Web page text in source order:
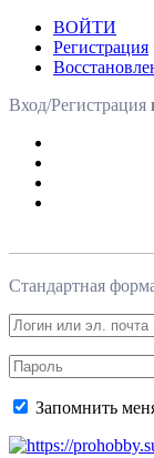
ВОЙТИ
Регистрация
Вход/Регистрация
Стандартная
Запомнить